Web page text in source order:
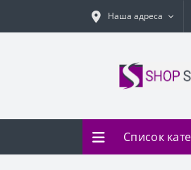
Наша адреса
Список